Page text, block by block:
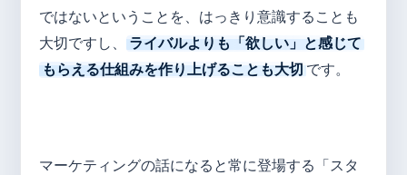
ではないということを、はっきり意識することも
大切ですし、 ライバルよりも「欲しい」と感じて
もらえる仕組みを作り上げることも大切 です。
マーケティングの話になると常に登場する「スタ